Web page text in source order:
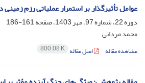
عوامل تأثیرگذار بر استمرار عملیاتی رزم
دوره 22، شماره 97، مهر 1403، صفحه
161-186
محمد مردانی
مشاهده مقاله اصل مقاله 800.08 K